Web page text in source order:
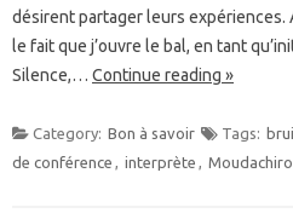
désirent partager leurs expériences.
le fait que j’ouvre le bal, en tant
Silence,… Continue reading »
Category: Bon à savoir Tags:
de conférence , interprète ,